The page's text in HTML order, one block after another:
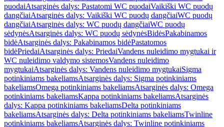
puodaiAtsarginės dalys: Pastatomi WC puodaiVaikiški WC puodų
dangčiaiAtsarginės dalys: Vaikiški WC puodų dangčiaiWC puodų
dangčiaiAtsarginės dalys: WC puodų dangčiaiWC puodų
sėdynėsAtsarginės dalys: WC puodų sėdynėsBidėsPakabinamos
bidėAtsarginės dalys: Pakabinamos bidėPastatomos
bidėPriedaiAtsarginės dalys: PriedaiVandens nuleidimo mygtukai ir
WC nuleidimo valdymo sistemosVandens nuleidimo
mygtukaiAtsarginės dalys: Vandens nuleidimo mygtukaiSigma
potinkiniams bakeliamsAtsarginės dalys: Sigma potinkiniams
bakeliamsOmega potinkiniams bakeliamsAtsarginės dalys: Omega
potinkiniams bakeliamsKappa potinkiniams bakeliamsAtsarginės
dalys: Kappa potinkiniams bakeliamsDelta potinkiniams
bakeliamsAtsarginės dalys: Delta potinkiniams bakeliamsTwinline
potinkiniams bakeliamsAtsarginės dalys: Twinline potinkiniams